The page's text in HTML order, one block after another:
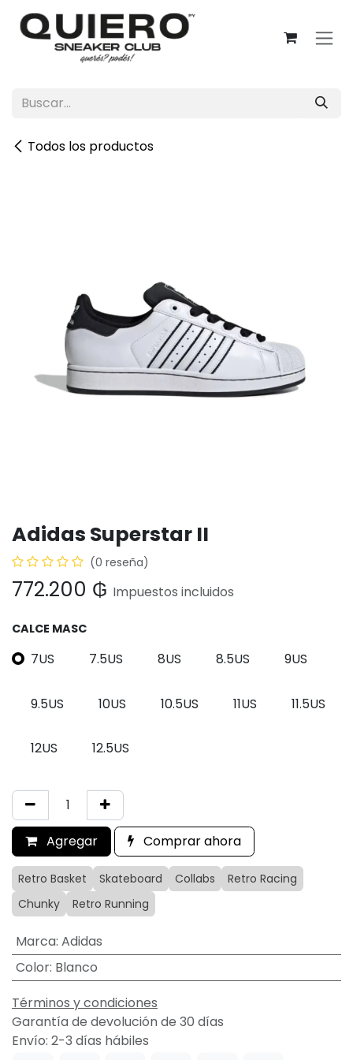
Ir al contenido
Todos los productos
Adidas Superstar II
(0 reseña)
772.200 ₲ Impuestos incluidos
CALCE MASC
7US 7.5US 8US 8.5US 9US
9.5US 10US 10.5US 11US 11.5US
12US 12.5US
Agregar Comprar ahora
Retro Basket Skateboard Collabs
Retro Racing
Chunky
Retro Running
Marca: Adidas
Color: Blanco
Términos y condiciones
Garantía de devolución de 30 días
Envío: 2-3 días hábiles